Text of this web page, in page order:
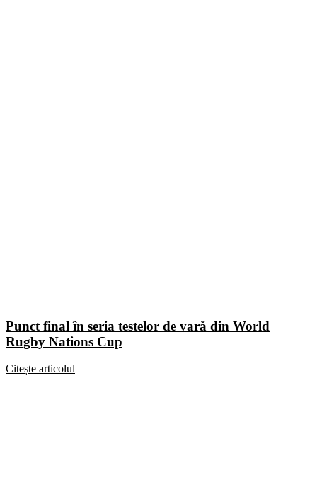
Punct final în seria testelor de vară din World
Rugby Nations Cup
Citește articolul